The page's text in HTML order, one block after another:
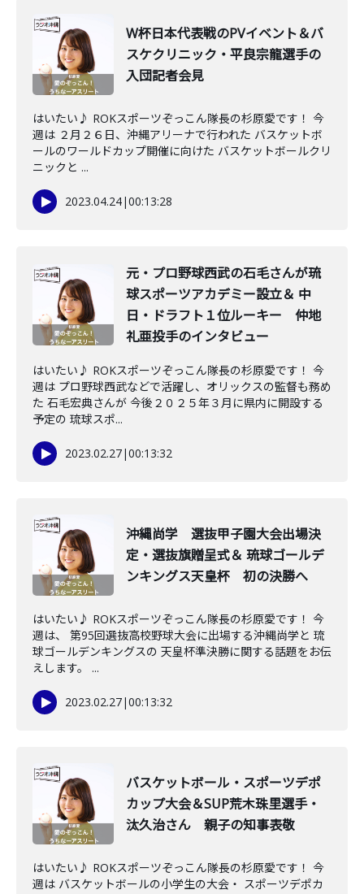
W杯日本代表戦のPVイベント＆バ
スケクリニック・平良宗龍選手の
入団記者会見
はいたい♪ ROKスポーツぞっこん隊長の杉原愛です！ 今
週は ２月２６日、沖縄アリーナで行われた バスケットボ
ールのワールドカップ開催に向けた バスケットボールクリ
ニックと ...
2023.04.24|00:13:28
元・プロ野球西武の石毛さんが琉
球スポーツアカデミー設立＆ 中
日・ドラフト１位ルーキー 仲地
礼亜投手のインタビュー
はいたい♪ ROKスポーツぞっこん隊長の杉原愛です！ 今
週は プロ野球西武などで活躍し、オリックスの監督も務め
た 石毛宏典さんが 今後２０２５年３月に県内に開設する
予定の 琉球スポ...
2023.02.27|00:13:32
沖縄尚学 選抜甲子園大会出場決
定・選抜旗贈呈式＆ 琉球ゴールデ
ンキングス天皇杯 初の決勝へ
はいたい♪ ROKスポーツぞっこん隊長の杉原愛です！ 今
週は、 第95回選抜高校野球大会に出場する沖縄尚学と 琉
球ゴールデンキングスの 天皇杯準決勝に関する話題をお伝
えします。 ...
2023.02.27|00:13:32
バスケットボール・スポーツデポ
カップ大会＆SUP荒木珠里選手・
汰久治さん 親子の知事表敬
はいたい♪ ROKスポーツぞっこん隊長の杉原愛です！ 今
週は バスケットボールの小学生の大会・ スポーツデポカ